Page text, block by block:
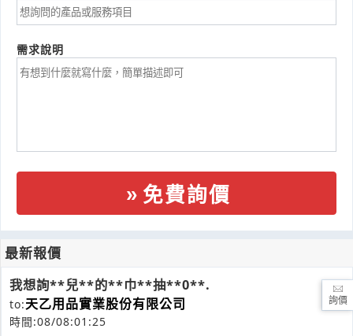
需求說明
免費詢價
最新報價
我想詢**兒**的**巾**抽**0**.
to:天乙用品實業股份有限公司
時間:08/08:01:25
詢價